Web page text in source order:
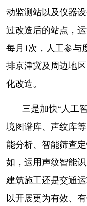
动监测站以及仪器
过改造后的站点，
每月1次，人工参与
排京津冀及周边地
化改造。
三是加快“人工
境图谱库、声纹库
能分析、智能筛查
如，运用声纹智能
建筑施工还是交通
以开展更为有效、